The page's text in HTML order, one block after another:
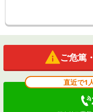
ご危篤
直近で1